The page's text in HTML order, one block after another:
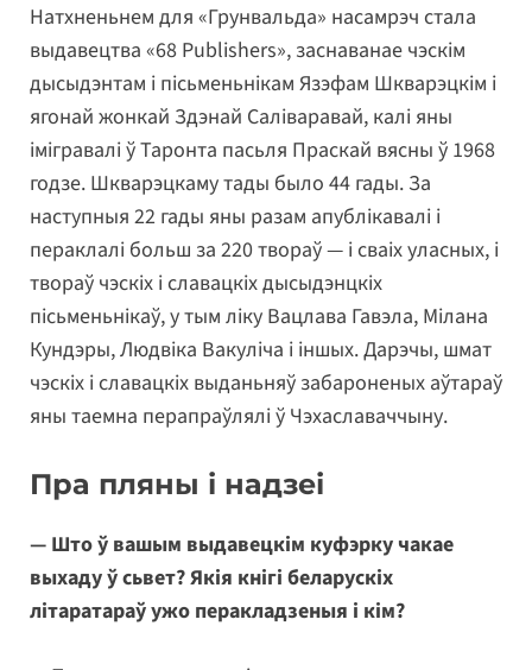
Натхненьнем для «Грунвальда» насамрэч стала
выдавецтва «68 Publishers», заснаванае чэскім
дысыдэнтам і пісьменьнікам Язэфам Шкварэцкім і
ягонай жонкай Здэнай Саліваравай, калі яны
імігравалі ў Таронта пасьля Праскай вясны ў 1968
годзе. Шкварэцкаму тады было 44 гады. За
наступныя 22 гады яны разам апублікавалі і
пераклалі больш за 220 твораў — і сваіх уласных, і
твораў чэскіх і славацкіх дысыдэнцкіх
пісьменьнікаў, у тым ліку Вацлава Гавэла, Мілана
Кундэры, Людвіка Вакуліча і іншых. Дарэчы, шмат
чэскіх і славацкіх выданьняў забароненых аўтараў
яны таемна перапраўлялі ў Чэхаславаччыну.
Пра пляны і надзеі
— Што ў вашым выдавецкім куфэрку чакае
выхаду ў сьвет? Якія кнігі беларускіх
літаратараў ужо перакладзеныя і кім?